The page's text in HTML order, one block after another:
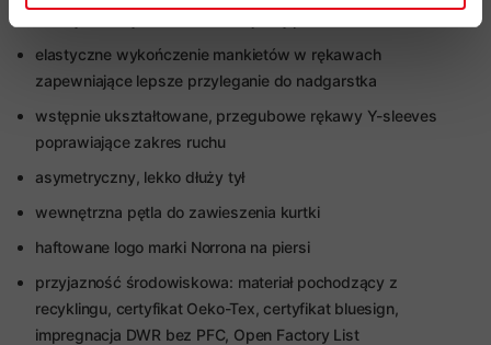
elastyczne wykończenie mankietów w rękawach
zapewniające lepsze przyleganie do nadgarstka
wstępnie ukształtowane, przegubowe rękawy Y-sleeves
poprawiające zakres ruchu
asymetryczny, lekko dłuży tył
wewnętrzna pętla do zawieszenia kurtki
haftowane logo marki Norrona na piersi
przyjazność środowiskowa: materiał pochodzący z
recyklingu, certyfikat Oeko-Tex, certyfikat bluesign,
impregnacja DWR bez PFC, Open Factory List